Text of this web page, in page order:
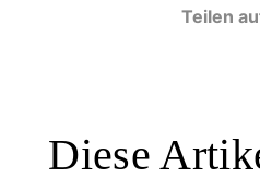
Teilen
Diese